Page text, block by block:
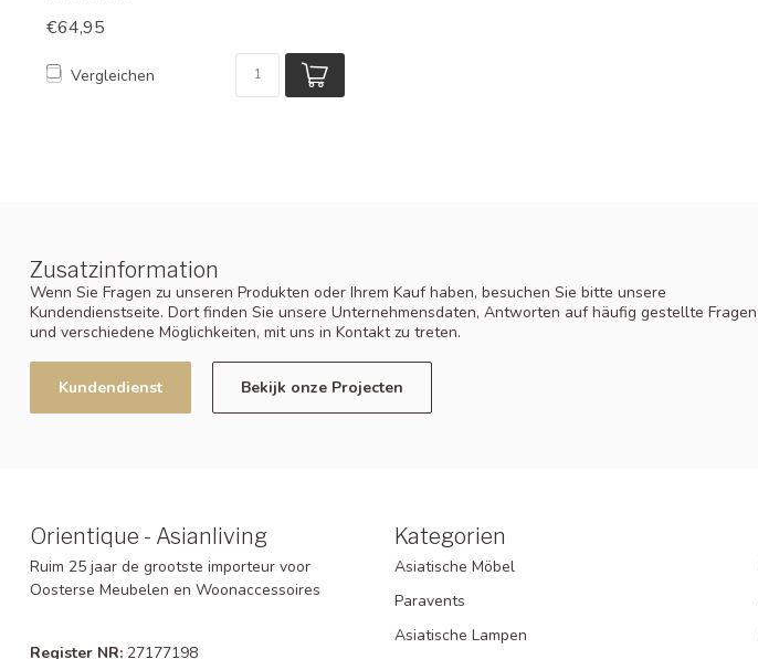
€64,95
Vergleichen
Zusatzinformation
Wenn Sie Fragen zu unseren Produkten oder Ihrem Kauf haben, besuchen Sie bitte unsere
Kundendienstseite. Dort finden Sie unsere Unternehmensdaten, Antworten auf häufig gestellte Fragen
und verschiedene Möglichkeiten, mit uns in Kontakt zu treten.
Kundendienst Bekijk onze Projecten
Orientique - Asianliving
Ruim 25 jaar de grootste importeur voor
Oosterse Meubelen en Woonaccessoires
Register NR: 27177198
Kategorien
Asiatische Möbel
Paravents
Asiatische Lampen